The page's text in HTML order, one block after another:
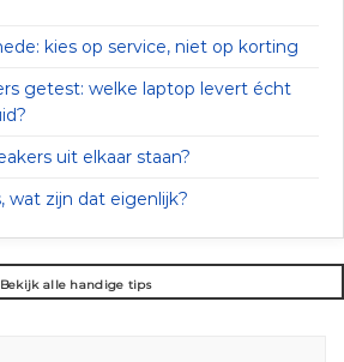
kies op service, niet op korting
getest: welke laptop levert écht
uit elkaar staan?
wat zijn dat eigenlijk?
Bekijk alle handige tips